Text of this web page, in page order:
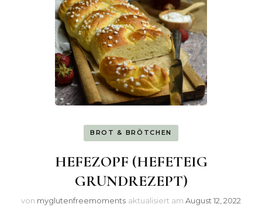
BROT & BRÖTCHEN
HEFEZOPF (HEFETEIG
GRUNDREZEPT)
von myglutenfreemoments aktualisiert am August 12, 2022